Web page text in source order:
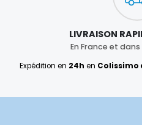
LIVRAISON
En France et
Expédition en 24h en Colissimo